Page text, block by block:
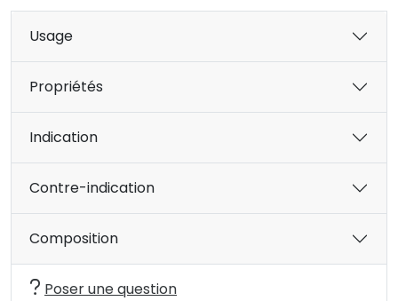
Usage
Propriétés
Indication
Contre-indication
Composition
Poser une question